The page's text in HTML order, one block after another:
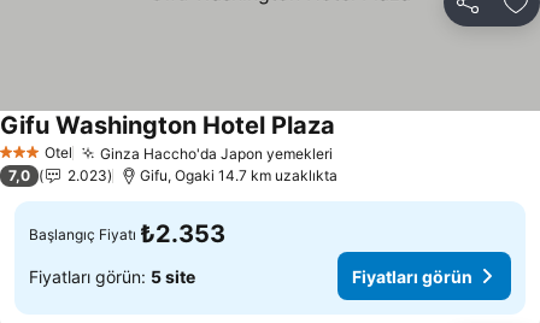
Paylaş
3 YıldızOtel Ginza Haccho'da Japon yemekleri
Gifu Washington Hotel Plaza
7,0 2.023 Gifu, Ogaki 14.7 km uzaklıkta
Başlangıç Fiyatı ₺2.353
Fiyatları görün: 5 site Fiyatları görün